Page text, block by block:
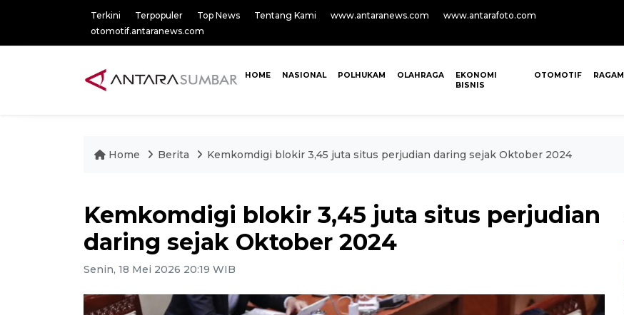
Terkini Terpopuler Top News Tentang Kami www.antaranews.com
www.antarafoto.com
otomotif.antaranews.com
HOME NASIONAL POLHUKAM OLAHRAGA
EKONOMI
BISNIS
OTOMOTIF RAGAM
Home Berita Kemkomdigi blokir 3,45 juta situs perjudian daring sejak Oktober 2024
Kemkomdigi blokir 3,45 juta situs perjudian
daring sejak Oktober 2024
Senin, 18 Mei 2026 20:19 WIB